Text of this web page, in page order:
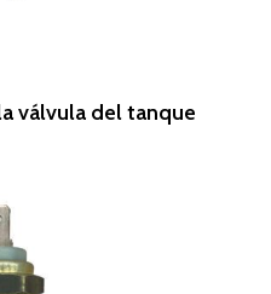
válvula del tanque